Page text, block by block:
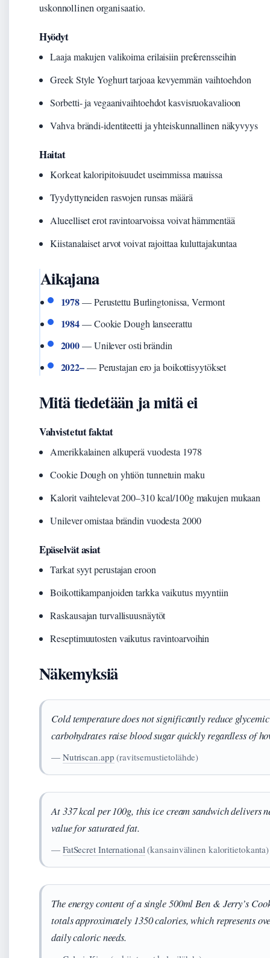
uskonnollinen organisaatio.
Hyödyt
Laaja makujen valikoima erilaisiin preferensseihin
Greek Style Yoghurt tarjoaa kevyemmän vaihtoehdon
Sorbetti- ja vegaanivaihtoehdot kasvisruokavalioon
Vahva brändi-identiteetti ja yhteiskunnallinen näkyvyys
Haitat
Korkeat kaloripitoisuudet useimmissa mauissa
Tyydyttyneiden rasvojen runsas määrä
Alueelliset erot ravintoarvoissa voivat hämmentää
Kiistanalaiset arvot voivat rajoittaa kuluttajakuntaa
Aikajana
1978— Perustettu Burlingtonissa, Vermont
1984— Cookie Dough lanseerattu
2000— Unilever osti brändin
2022–— Perustajan ero ja boikottisyytökset
Mitä tiedetään ja mitä ei
Vahvistetut faktat
Amerikkalainen alkuperä vuodesta 1978
Cookie Dough on yhtiön tunnetuin maku
Kalorit vaihtelevat 200–310 kcal/100g makujen mukaan
Unilever omistaa brändin vuodesta 2000
Epäselvät asiat
Tarkat syyt perustajan eroon
Boikottikampanjoiden tarkka vaikutus myyntiin
Raskausajan turvallisuusnäytöt
Reseptimuutosten vaikutus ravintoarvoihin
Näkemyksiä
Cold temperature does not significantly reduce
carbohydrates raise blood sugar quickly regardless of
— Nutriscan.app (ravitsemustietolähde)
At 337 kcal per 100g, this ice cream sandwich delivers
value for saturated fat.
— FatSecret International (kansainvälinen kaloritietokanta)
The energy content of a single 500ml Ben & Jerry’s
totals approximately 1350 calories, which represents
daily caloric needs.